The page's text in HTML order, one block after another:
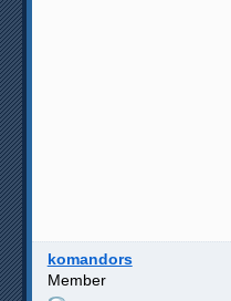
komandors
Member